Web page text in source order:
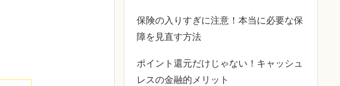
保険の入りすぎに注意！本当に必要な保
障を見直す方法
ポイント還元だけじゃない！キャッシュ
レスの金融的メリット